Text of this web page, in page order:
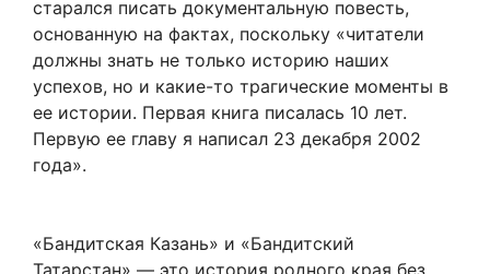
старался писать документальную повесть,
основанную на фактах, поскольку «читатели
должны знать не только историю наших
успехов, но и какие-то трагические моменты в
ее истории. Первая книга писалась 10 лет.
Первую ее главу я написал 23 декабря 2002
года».
«Бандитская Казань» и «Бандитский
Татарстан» — это история родного края без